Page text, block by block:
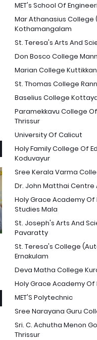
MET's School Of
Mar Athanasius
Kothamangalam
St. Teresa's Arts And
Don Bosco College
Marian College
St. Thomas College
Baselius College
Paramekkavu College
Thrissur
University Of Calicut
Holy Family College Of
Koduvayur
Sree Kerala Varma
Dr. John Matthai
Holy Grace Academy
Studies Mala
St. Joseph's Arts And
Pavaratty
St. Teresa's College
Ernakulam
Deva Matha College
Holy Grace Academy Of
MET'S Polytechnic
Sree Narayana Guru
Sri. C. Achutha Menon
Thrissur